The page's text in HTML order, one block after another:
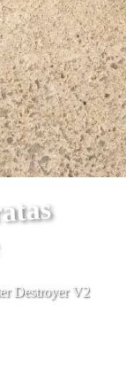
Destroyer V2